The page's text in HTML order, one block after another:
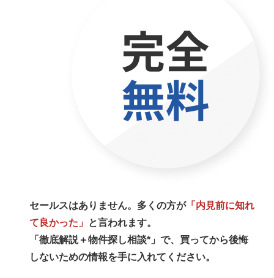
セールスはありません。多くの方が「内見前に知れ
て良かった」 と言われます。
「徹底解説＋物件探し相談*」で、買ってから後悔
しないための情報を手に入れてください。